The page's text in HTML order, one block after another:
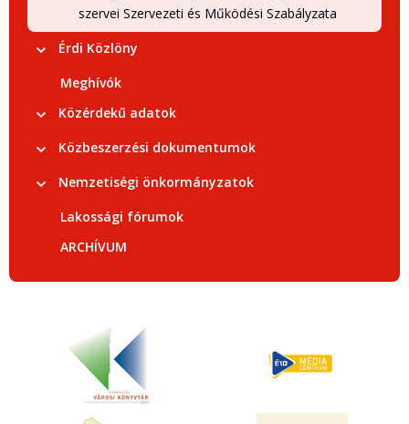
szervei Szervezeti és Működési Szabályzata
Érdi Közlöny
Meghívók
Közérdekű adatok
Közbeszerzési dokumentumok
Nemzetiségi önkormányzatok
Lakossági fórumok
ARCHÍVUM